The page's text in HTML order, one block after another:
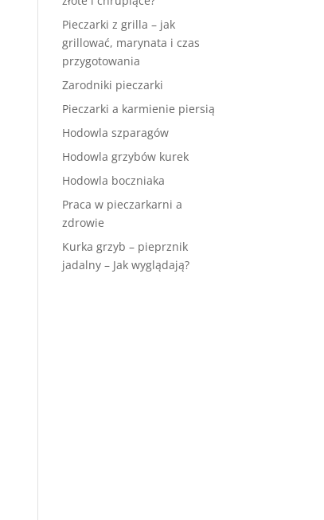
Pieczarki z grilla – jak
grillować, marynata i czas
przygotowania
Zarodniki pieczarki
Pieczarki a karmienie piersią
Hodowla szparagów
Hodowla grzybów kurek
Hodowla boczniaka
Praca w pieczarkarni a
zdrowie
Kurka grzyb – pieprznik
jadalny – Jak wyglądają?